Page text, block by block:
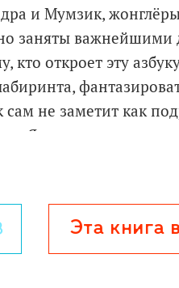
и Мумзик,
заняты важнейшими
кто откроет эту
сам не заметит как
до Я.
Эта книга